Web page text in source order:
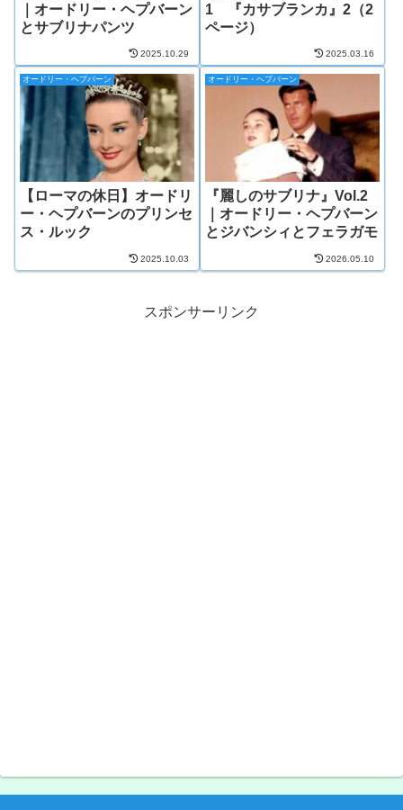
｜オードリー・ヘプバーン
とサブリナパンツ
2025.10.29
1 『カサブランカ』2（2
ページ）
2025.03.16
オードリー・ヘプバーン
【ローマの休日】オードリ
ー・ヘプバーンのプリンセ
ス・ルック
2025.10.03
オードリー・ヘプバーン
『麗しのサブリナ』Vol.2
｜オードリー・ヘプバーン
とジバンシィとフェラガモ
2026.05.10
スポンサーリンク